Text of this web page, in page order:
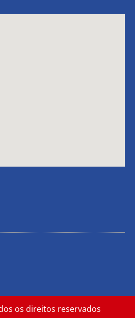
os direitos reservados